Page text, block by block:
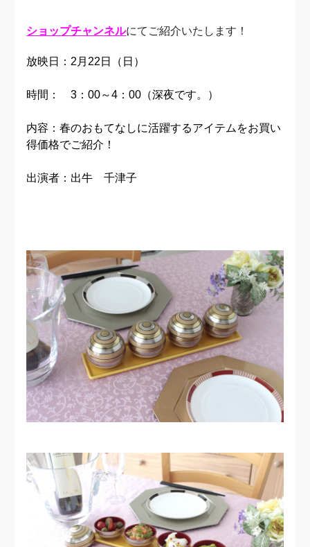
ショップチャンネルにてご紹介いたします！
放映日：2月22日（日）
時間： 3：00～4：00（深夜です。）
内容：春のおもてなしに活躍するアイテムをお買い
得価格でご紹介！
出演者：出牛 千津子